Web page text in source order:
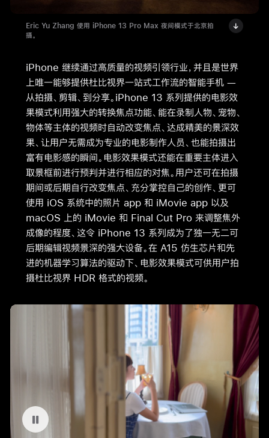
Eric Yu Zhang 使用 iPhone 13 Pro Max 夜间模式于北京拍
摄。
iPhone 继续通过高质量的视频引领行业，并且是世界
上唯一能够提供杜比视界一站式工作流的智能手机 —
从拍摄、剪辑、到分享。iPhone 13 系列提供的电影效
果模式利用强大的转换焦点功能、能在录制人物、宠物、
物体等主体的视频时自动改变焦点、达成精美的景深效
果、让用户无需成为专业的电影制作人员、也能拍摄出
富有电影感的瞬间。电影效果模式还能在重要主体进入
取景框前进行预判并进行相应的对焦。用户还可在拍摄
期间或后期自行改变焦点、充分掌控自己的创作、更可
使用 iOS 系统中的照片 app 和 iMovie app 以及
macOS 上的 iMovie 和 Final Cut Pro 来调整焦外
成像的程度、这令 iPhone 13 系列成为了独一无二可
后期编辑视频景深的强大设备。在 A15 仿生芯片和先
进的机器学习算法的驱动下、电影效果模式可供用户拍
摄杜比视界 HDR 格式的视频。
暂停播放视频 TKTK